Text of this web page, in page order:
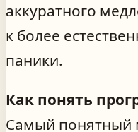
аккуратного
к более
паники.
Как понять
Самый понятный